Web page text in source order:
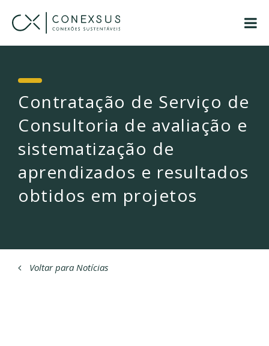
Contratação de Serviço de
Consultoria de avaliação e
sistematização de
aprendizados e resultados
obtidos em projetos
Voltar para Notícias